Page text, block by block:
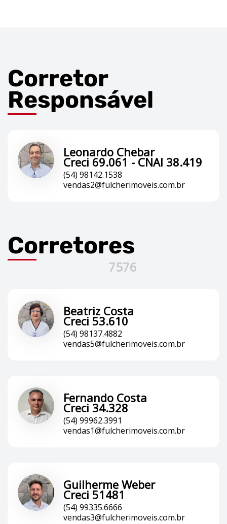
Corretor
Responsável
Leonardo Chebar
Creci 69.061 - CNAI 38.419
(54) 98142.1538
vendas2@fulcherimoveis.com.br
Corretores
7576
Beatriz Costa
Creci 53.610
(54) 98137.4882
vendas5@fulcherimoveis.com.br
Fernando Costa
Creci 34.328
(54) 99962.3991
vendas1@fulcherimoveis.com.br
Guilherme Weber
Creci 51481
(54) 99335.6666
vendas3@fulcherimoveis.com.br